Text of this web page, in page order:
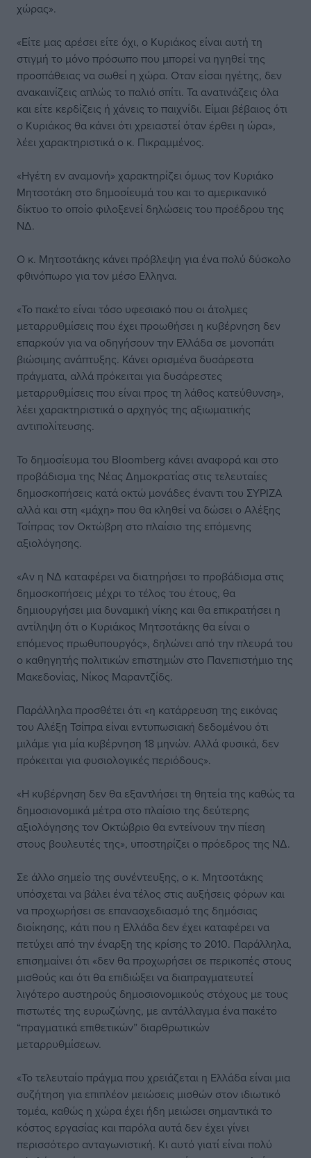
χώρας».
«Είτε μας αρέσει είτε όχι, ο Κυριάκος είναι αυτή τη
στιγμή το μόνο πρόσωπο που μπορεί να ηγηθεί της
προσπάθειας να σωθεί η χώρα. Οταν είσαι ηγέτης, δεν
ανακαινίζεις απλώς το παλιό σπίτι. Τα ανατινάζεις όλα
και είτε κερδίζεις ή χάνεις το παιχνίδι. Είμαι βέβαιος ότι
ο Κυριάκος θα κάνει ότι χρειαστεί όταν έρθει η ώρα»,
λέει χαρακτηριστικά ο κ. Πικραμμένος.
«Ηγέτη εν αναμονή» χαρακτηρίζει όμως τον Κυριάκο
Μητσοτάκη στο δημοσίευμά του και το αμερικανικό
δίκτυο το οποίο φιλοξενεί δηλώσεις του προέδρου της
ΝΔ.
Ο κ. Μητσοτάκης κάνει πρόβλεψη για ένα πολύ δύσκολο
φθινόπωρο για τον μέσο Ελληνα.
«Το πακέτο είναι τόσο υφεσιακό που οι άτολμες
μεταρρυθμίσεις που έχει προωθήσει η κυβέρνηση δεν
επαρκούν για να οδηγήσουν την Ελλάδα σε μονοπάτι
βιώσιμης ανάπτυξης. Κάνει ορισμένα δυσάρεστα
πράγματα, αλλά πρόκειται για δυσάρεστες
μεταρρυθμίσεις που είναι προς τη λάθος κατεύθυνση»,
λέει χαρακτηριστικά ο αρχηγός της αξιωματικής
αντιπολίτευσης.
Το δημοσίευμα του Bloomberg κάνει αναφορά και στο
προβάδισμα της Νέας Δημοκρατίας στις τελευταίες
δημοσκοπήσεις κατά οκτώ μονάδες έναντι του ΣΥΡΙΖΑ
αλλά και στη «μάχη» που θα κληθεί να δώσει ο Αλέξης
Τσίπρας τον Οκτώβρη στο πλαίσιο της επόμενης
αξιολόγησης.
«Αν η ΝΔ καταφέρει να διατηρήσει το προβάδισμα στις
δημοσκοπήσεις μέχρι το τέλος του έτους, θα
δημιουργήσει μια δυναμική νίκης και θα επικρατήσει η
αντίληψη ότι ο Κυριάκος Μητσοτάκης θα είναι ο
επόμενος πρωθυπουργός», δηλώνει από την πλευρά του
ο καθηγητής πολιτικών επιστημών στο Πανεπιστήμιο της
Μακεδονίας, Νίκος Μαραντζίδς.
Παράλληλα προσθέτει ότι «η κατάρρευση της εικόνας
του Αλέξη Τσίπρα είναι εντυπωσιακή δεδομένου ότι
μιλάμε για μία κυβέρνηση 18 μηνών. Αλλά φυσικά, δεν
πρόκειται για φυσιολογικές περιόδους».
«Η κυβέρνηση δεν θα εξαντλήσει τη θητεία της καθώς τα
δημοσιονομικά μέτρα στο πλαίσιο της δεύτερης
αξιολόγησης τον Οκτώβριο θα εντείνουν την πίεση
στους βουλευτές της», υποστηρίζει ο πρόεδρος της ΝΔ.
Σε άλλο σημείο της συνέντευξης, ο κ. Μητσοτάκης
υπόσχεται να βάλει ένα τέλος στις αυξήσεις φόρων και
να προχωρήσει σε επανασχεδιασμό της δημόσιας
διοίκησης, κάτι που η Ελλάδα δεν έχει καταφέρει να
πετύχει από την έναρξη της κρίσης το 2010. Παράλληλα,
επισημαίνει ότι «δεν θα προχωρήσει σε περικοπές στους
μισθούς και ότι θα επιδιώξει να διαπραγματευτεί
λιγότερο αυστηρούς δημοσιονομικούς στόχους με τους
πιστωτές της ευρωζώνης, με αντάλλαγμα ένα πακέτο
“πραγματικά επιθετικών” διαρθρωτικών
μεταρρυθμίσεων.
«Το τελευταίο πράγμα που χρειάζεται η Ελλάδα είναι μια
συζήτηση για επιπλέον μειώσεις μισθών στον ιδιωτικό
τομέα, καθώς η χώρα έχει ήδη μειώσει σημαντικά το
κόστος εργασίας και παρόλα αυτά δεν έχει γίνει
περισσότερο ανταγωνιστική. Κι αυτό γιατί είναι πολύ